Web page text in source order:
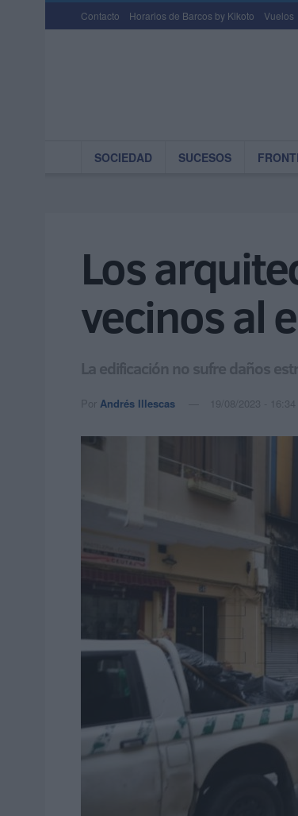
Contacto Horarios de Barcos by Kikoto Vuelos
SOCIEDAD SUCESOS
Los
vecinos al
La edificación no sufre daños
Por Andrés Illescas 19/08/2023 - 16:34